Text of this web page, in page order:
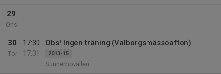
29
Ons
30
Tor
17:30
17:31
Obs! Ingen träning (Valborgsmässoafton)
2013-15
Sunnerbovallen